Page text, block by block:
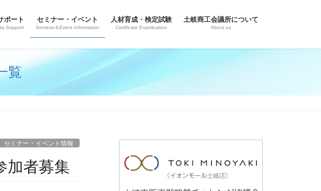
ポート
Support
セミナー・イベント
Seminar＆Event Information
人材育成・検定試験
Certificate Examination
土岐商工会議所について
About us
覧
セミナー・イベント情報
加者募集